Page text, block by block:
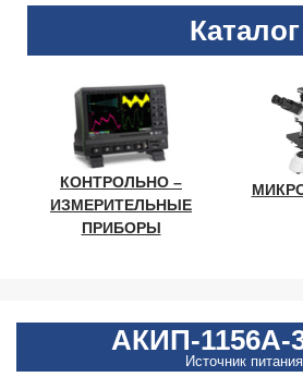
Каталог
КОНТРОЛЬНО –
ИЗМЕРИТЕЛЬНЫЕ
ПРИБОРЫ
АКИП-1156А-
Источник питания